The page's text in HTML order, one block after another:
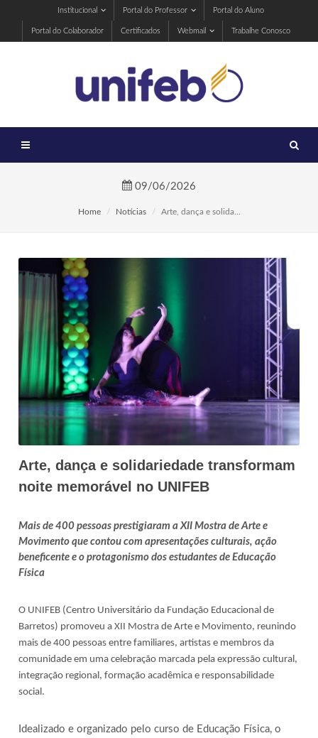
Institucional Portal do Professor Portal do Aluno
Portal do Colaborador Certificados Webmail Trabalhe Conosco
09/06/2026
Home Notícias Arte, dança e solida...
Arte, dança e solidariedade transformam
noite memorável no UNIFEB
Mais de 400 pessoas prestigiaram a XII Mostra de Arte e
Movimento que contou com apresentações culturais, ação
beneficente e o protagonismo dos estudantes de Educação
Física
O UNIFEB (Centro Universitário da Fundação Educacional de
Barretos) promoveu a XII Mostra de Arte e Movimento, reunindo
mais de 400 pessoas entre familiares, artistas e membros da
comunidade em uma celebração marcada pela expressão cultural,
integração regional, formação acadêmica e responsabilidade
social.
Idealizado e organizado pelo curso de Educação Física, o